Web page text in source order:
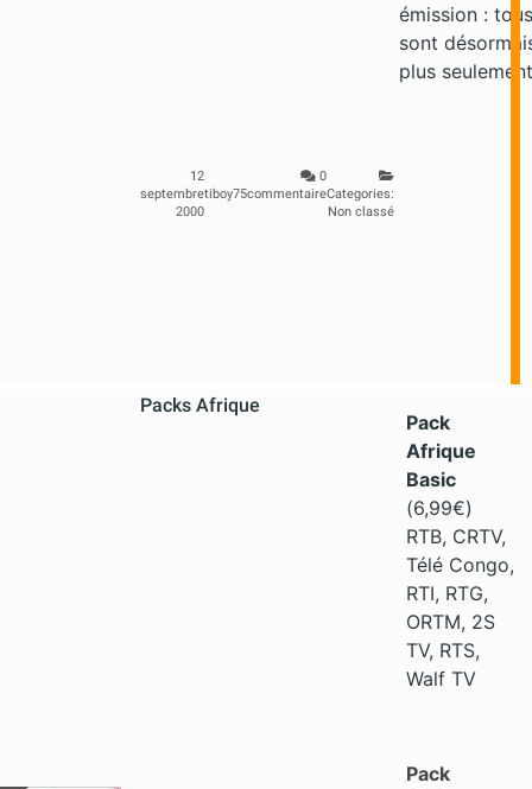
12
septembre
2000
tiboy75
0
commentaireCategories:
Non classé
émission :
sont
plus
Packs Afrique
Pack
Afrique
Basic
(6,99€)
RTB, CRTV,
Télé Congo,
RTI, RTG,
ORTM, 2S
TV, RTS,
Walf TV
Pack